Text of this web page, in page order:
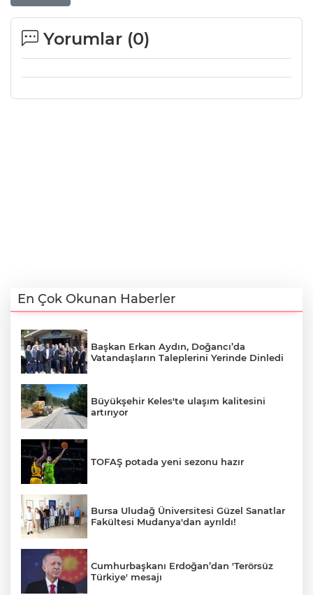
Yorumlar (0)
En Çok Okunan Haberler
Başkan Erkan Aydın, Doğancı’da
Vatandaşların Taleplerini Yerinde Dinledi
Büyükşehir Keles'te ulaşım kalitesini
artırıyor
TOFAŞ potada yeni sezonu hazır
Bursa Uludağ Üniversitesi Güzel Sanatlar
Fakültesi Mudanya'dan ayrıldı!
Cumhurbaşkanı Erdoğan’dan 'Terörsüz
Türkiye' mesajı